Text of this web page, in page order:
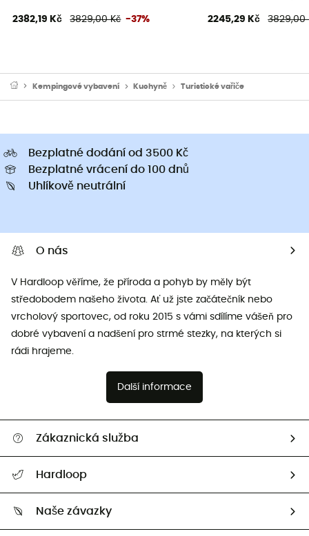
2382,19 Kč 3829,00 Kč -37% 2245,29 Kč 3829,00
Kempingové vybavení Kuchyně Turistické vařiče
Bezplatné dodání od 3500 Kč
Bezplatné vrácení do 100 dnů
Uhlíkově neutrální
O nás
V Hardloop věříme, že příroda a pohyb by měly být
středobodem našeho života. Ať už jste začátečník nebo
vrcholový sportovec, od roku 2015 s vámi sdílíme vášeň pro
dobré vybavení a nadšení pro strmé stezky, na kterých si
rádi hrajeme.
Další informace
Zákaznická služba
Vrácení zboží a peněz
Hardloop
Naše závazky